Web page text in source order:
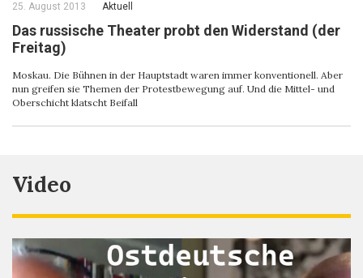
25. August 2013 Aktuell
Das russische Theater probt den Widerstand (der
Freitag)
Moskau. Die Bühnen in der Hauptstadt waren immer konventionell. Aber
nun greifen sie Themen der Protestbewegung auf. Und die Mittel- und
Oberschicht klatscht Beifall
Video